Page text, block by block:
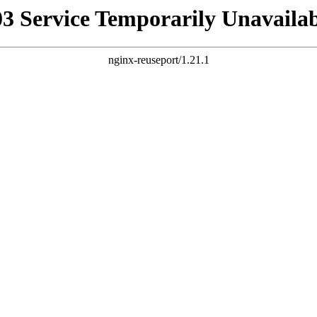
Service Temporarily
nginx-reuseport/1.21.1